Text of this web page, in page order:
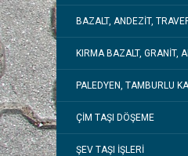
BAZALT, ANDEZIT,
KIRMA BAZALT, GRANIT,
PALEDYEN, TAMBURLU
ÇIM TAŞI DÖŞEME
ŞEV TAŞI İŞLERI